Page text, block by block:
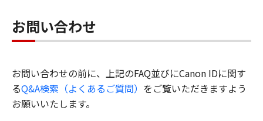
お問い合わせ
お問い合わせの前に、上記のFAQ並びにCanon IDに関す
るQ&A検索（よくあるご質問） をご覧いただきますよう
お願いいたします。